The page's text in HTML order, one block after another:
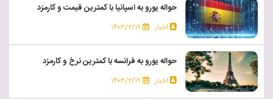
حواله یورو به اسپانیا با کمترین قیمت و کارمزد
اخبار ۱۴۰۳/۲/۱۹
حواله یورو به فرانسه با کمترین نرخ و کارمزد
اخبار ۱۴۰۳/۲/۱۹